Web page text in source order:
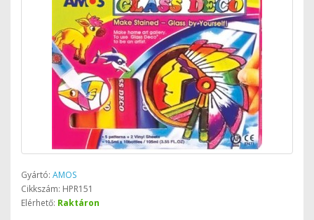
Gyártó: AMOS
Cikkszám: HPR151
Elérhető: Raktáron